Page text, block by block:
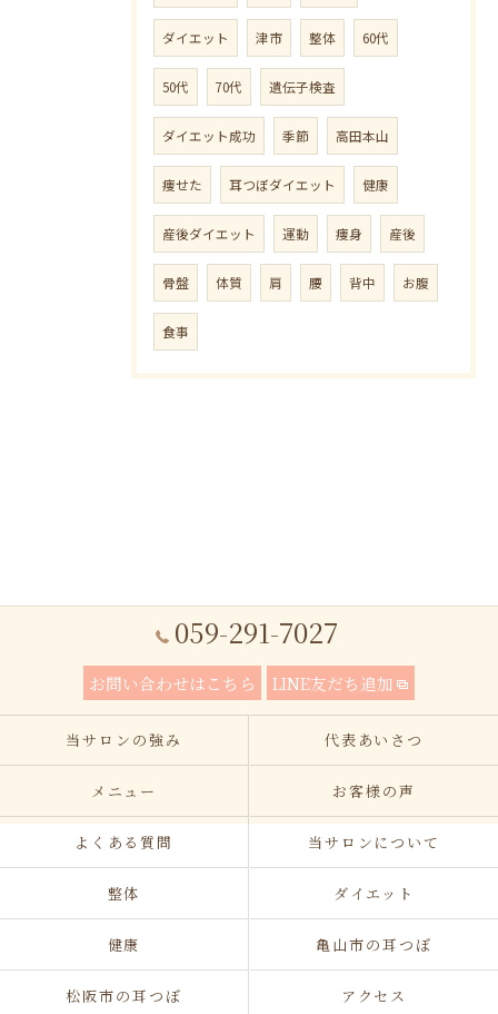
ダイエット 津市 整体 60代
50代 70代 遺伝子検査
ダイエット成功 季節 高田本山
痩せた 耳つぼダイエット 健康
産後ダイエット 運動 痩身 産後
骨盤 体質 肩 腰 背中 お腹
食事
059-291-7027
お問い合わせはこちら LINE友だち追加
当サロンの強み 代表あいさつ
メニュー お客様の声
よくある質問 当サロンについて
整体 ダイエット
健康 亀山市の耳つぼ
松阪市の耳つぼ アクセス